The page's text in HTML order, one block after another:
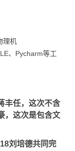
理机
、Pycharm等工
丰任，这次不含
，这次是包含文
刘培德共同完